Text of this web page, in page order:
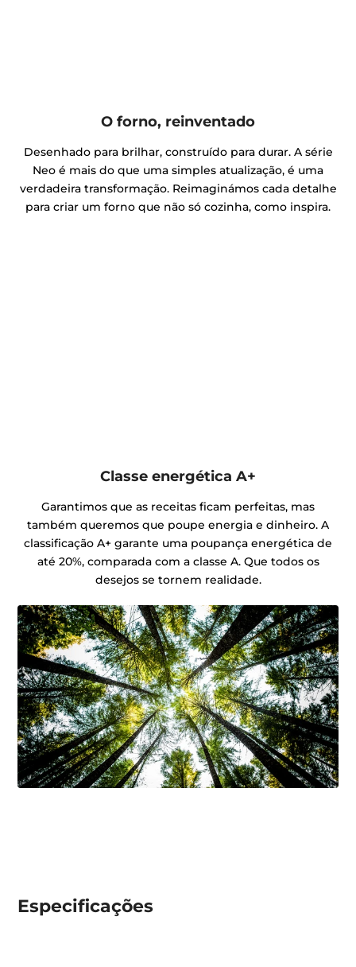
O forno, reinventado
Desenhado para brilhar, construído para durar. A série
Neo é mais do que uma simples atualização, é uma
verdadeira transformação. Reimaginámos cada detalhe
para criar um forno que não só cozinha, como inspira.
Classe energética A+
Garantimos que as receitas ficam perfeitas, mas
também queremos que poupe energia e dinheiro. A
classificação A+ garante uma poupança energética de
até 20%, comparada com a classe A. Que todos os
desejos se tornem realidade.
Especificações